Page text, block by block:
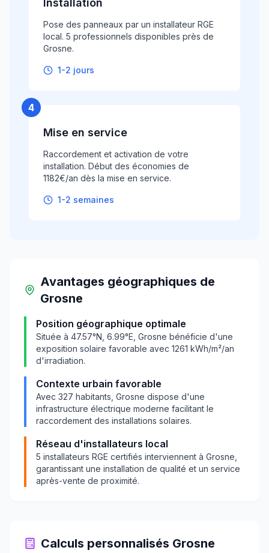
Installation
Pose des panneaux par un installateur RGE
local. 5 professionnels disponibles près de
Grosne.
1-2 jours
4
Mise en service
Raccordement et activation de votre
installation. Début des économies de
1182€/an dès la mise en service.
1-2 semaines
Avantages géographiques de
Grosne
Position géographique optimale
Située à 47.57°N, 6.99°E, Grosne bénéficie d'une
exposition solaire favorable avec 1261 kWh/m²/an
d'irradiation.
Contexte urbain favorable
Avec 327 habitants, Grosne dispose d'une
infrastructure électrique moderne facilitant le
raccordement des installations solaires.
Réseau d'installateurs local
5 installateurs RGE certifiés interviennent à Grosne
garantissant une installation de qualité et un service
après-vente de proximité.
Calculs personnalisés Grosne